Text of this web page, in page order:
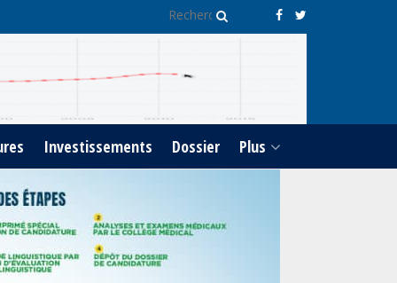
Investissements Dossier Plus
15 607 milliards de FCFA, à
et la BAD renforcent les
capacités des acteurs du
secteur public pour
Gabon : Ismaël
Bonkoungou, le Directeur